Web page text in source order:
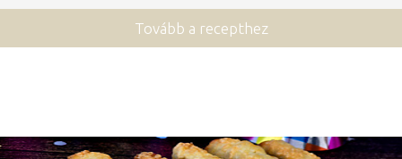
Tovább a recepthez